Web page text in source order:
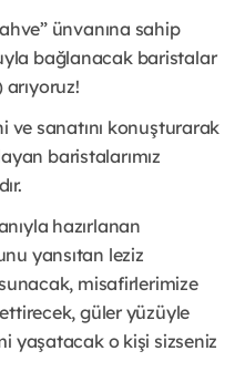
ünvanına sahip
bağlanacak baristalar
ve sanatını konuşturarak
baristalarımız
hazırlanan
yansıtan leziz
misafirlerimize
güler yüzüyle
yaşatacak o kişi sizseniz